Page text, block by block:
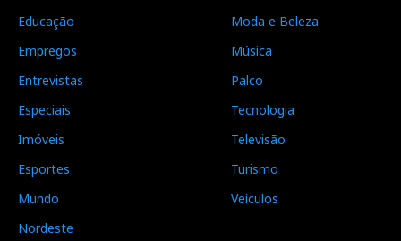
Educação
Empregos
Entrevistas
Especiais
Imóveis
Esportes
Mundo
Nordeste
Moda e Beleza
Música
Palco
Tecnologia
Televisão
Turismo
Veículos